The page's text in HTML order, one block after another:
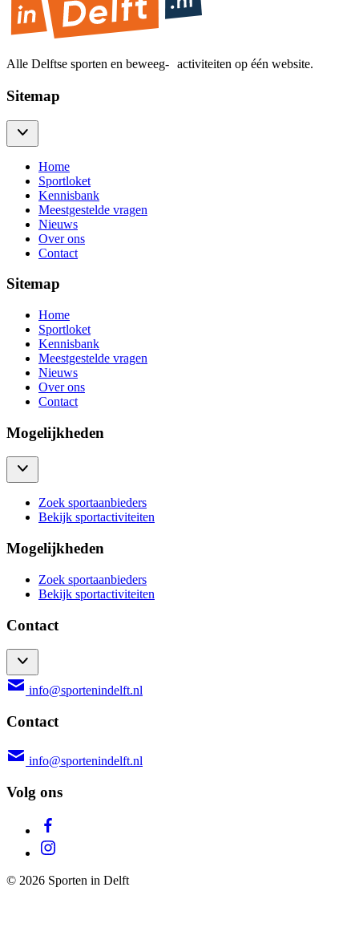
Alle Delftse sporten en beweeg- activiteiten op één website.
Sitemap
Home
Sportloket
Kennisbank
Meestgestelde vragen
Nieuws
Over ons
Contact
Sitemap
Home
Sportloket
Kennisbank
Meestgestelde vragen
Nieuws
Over ons
Contact
Mogelijkheden
Zoek sportaanbieders
Bekijk sportactiviteiten
Mogelijkheden
Zoek sportaanbieders
Bekijk sportactiviteiten
Contact
info@sportenindelft.nl
Contact
info@sportenindelft.nl
Volg ons
© 2026 Sporten in Delft